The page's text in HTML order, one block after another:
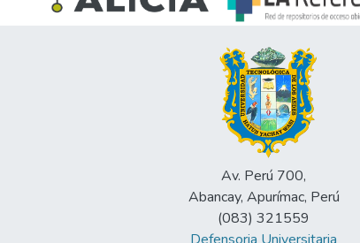
Av. Perú 700,
Abancay, Apurímac, Perú
(083) 321559